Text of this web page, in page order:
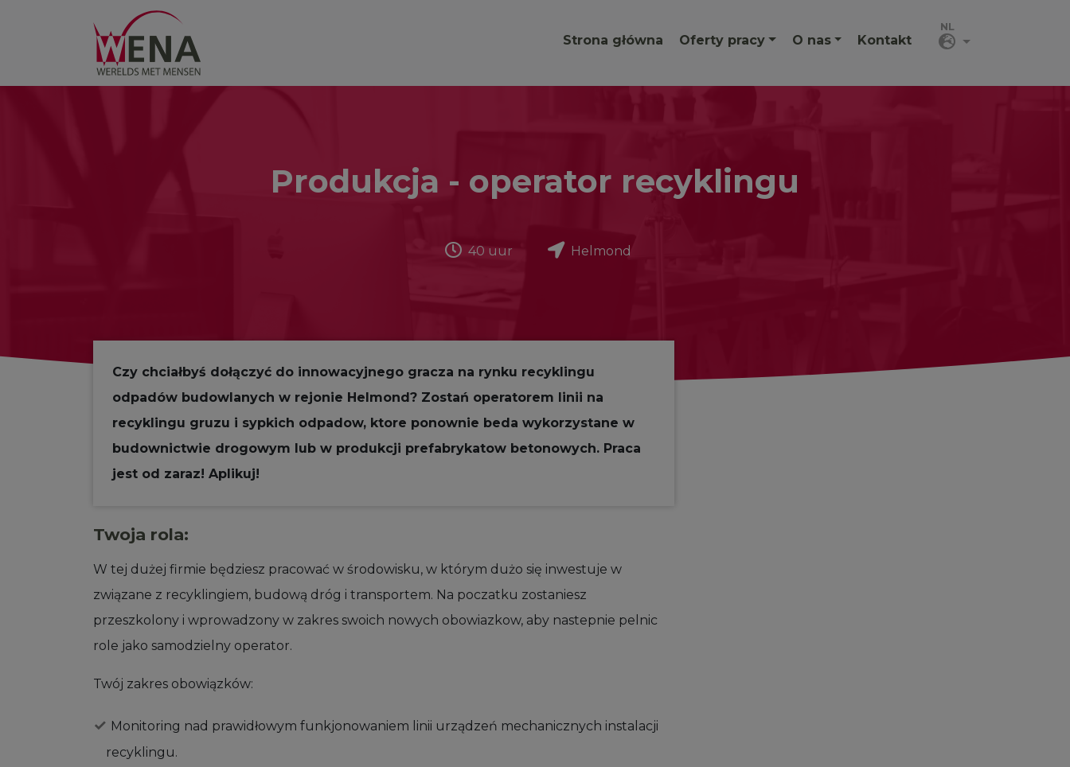
Strona główna Oferty pracy O nas Kontakt
Produkcja - operator recyklingu
40 uur Helmond
Czy chciałbyś dołączyć do innowacyjnego gracza na rynku recyklingu
odpadów budowlanych w rejonie Helmond? Zostań operatorem linii na
recyklingu gruzu i sypkich odpadow, ktore ponownie beda wykorzystane w
budownictwie drogowym lub w produkcji prefabrykatow betonowych. Praca
jest od zaraz! Aplikuj!
Twoja rola:
W tej dużej firmie będziesz pracować w środowisku, w którym dużo się inwestuje w
związane z recyklingiem, budową dróg i transportem. Na poczatku zostaniesz
przeszkolony i wprowadzony w zakres swoich nowych obowiazkow, aby nastepnie pelnic
role jako samodzielny operator.
Twój zakres obowiązków:
Monitoring nad prawidłowym funkjonowaniem linii urządzeń mechanicznych instalacji
recyklingu.